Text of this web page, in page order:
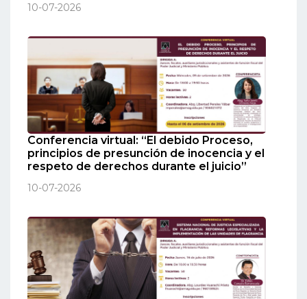
10-07-2026
Conferencia virtual: “El debido Proceso,
principios de presunción de inocencia y el
respeto de derechos durante el juicio”
10-07-2026